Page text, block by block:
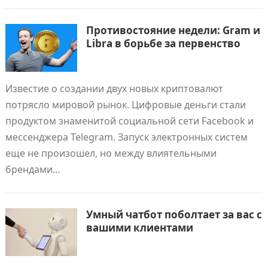
Противостояние недели: Gram и
Libra в борьбе за первенство
Известие о создании двух новых криптовалют
потрясло мировой рынок. Цифровые деньги стали
продуктом знаменитой социальной сети Facebook и
мессенджера Telegram. Запуск электронных систем
еще не произошел, но между влиятельными
брендами…
Умный чатбот поболтает за вас с
вашими клиентами